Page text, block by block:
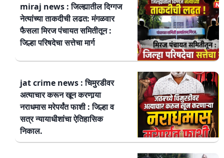
miraj news : जिल्ह्यातील दिग्गज
नेत्यांच्या ताकदीची लढत: मंगळवार
फैसला मिरज पंचायत समितीतून :
जिल्हा परिषदेचा सत्तेचा मार्ग
jat crime news : चिमुरडीवर
अत्याचार करून खून करणार्‍या
नराधमास मरेपर्यंत फाशी : जिल्हा व
सत्र न्यायाधीशांचा ऐतिहासिक
निकाल.